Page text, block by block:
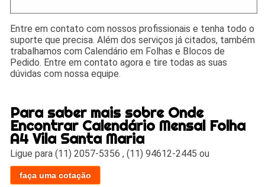
Entre em contato com nossos profissionais e tenha todo o
suporte que precisa. Além dos serviços já citados, também
trabalhamos com Calendário em Folhas e Blocos de
Pedido. Entre em contato agora e tire todas as suas
dúvidas com nossa equipe.
Para saber mais sobre Onde
Encontrar Calendário Mensal Folha
A4 Vila Santa Maria
Ligue para(11) 2057-5356 ,(11) 94612-2445 ou
faça uma cotação